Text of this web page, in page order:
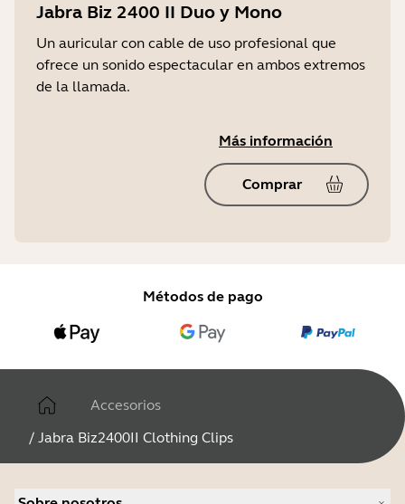
Jabra Biz 2400 II Duo y Mono
Un auricular con cable de uso profesional que
ofrece un sonido espectacular en ambos extremos
de la llamada.
Más información
Comprar
Métodos de pago
Accesorios
/ Jabra Biz2400II Clothing Clips